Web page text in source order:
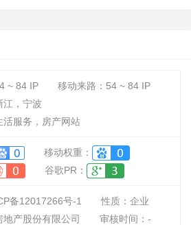
~ 84 IP 移动来路： 54 ~ 84 IP
江，宁波
活服务，房产网站
移动权重：
谷歌PR：
备12017266号-1 性质： 企业
地产股份有限公司 审核时间： -